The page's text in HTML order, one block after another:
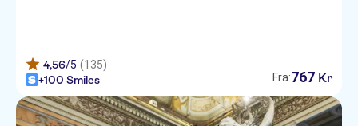
4,56/5 (135)
+100 Smiles
Fra:767 Kr